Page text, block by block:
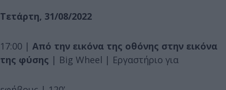
Τετάρτη, 31/08/2022
17:00 | Από την εικόνα της οθόνης στην εικόνα
της φύσης | Big Wheel | Εργαστήριο για